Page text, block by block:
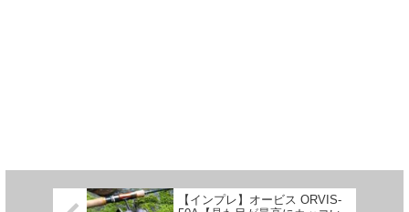
【インプレ】オービス ORVIS-